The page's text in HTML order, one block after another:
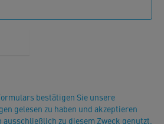
bestätigen Sie unsere
gelesen zu haben und akzeptieren
ausschließlich zu diesem Zweck genutzt.